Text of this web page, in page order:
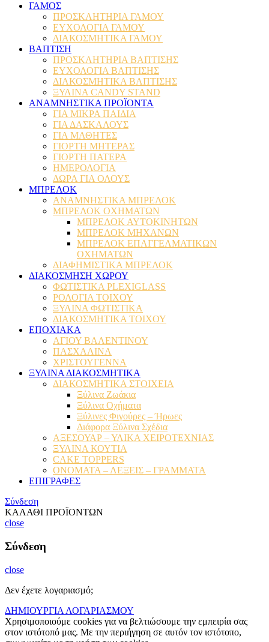
ΓΑΜΟΣ
ΠΡΟΣΚΛΗΤΗΡΙΑ ΓΑΜΟΥ
ΕΥΧΟΛΟΓΙΑ ΓΑΜΟΥ
ΔΙΑΚΟΣΜΗΤΙΚΑ ΓΑΜΟΥ
ΒΑΠΤΙΣΗ
ΠΡΟΣΚΛΗΤΗΡΙΑ ΒΑΠΤΙΣΗΣ
ΕΥΧΟΛΟΓΙΑ ΒΑΠΤΙΣΗΣ
ΔΙΑΚΟΣΜΗΤΙΚΑ ΒΑΠΤΙΣΗΣ
ΞΥΛΙΝΑ CANDY STAND
ΑΝΑΜΝΗΣΤΙΚΑ ΠΡΟΪΟΝΤΑ
ΓΙΑ ΜΙΚΡΑ ΠΑΙΔΙΑ
ΓΙΑ ΔΑΣΚΑΛΟΥΣ
ΓΙΑ ΜΑΘΗΤΕΣ
ΓΙΟΡΤΗ ΜΗΤΕΡΑΣ
ΓΙΟΡΤΗ ΠΑΤΕΡΑ
ΗΜΕΡΟΛΟΓΙΑ
ΔΩΡΑ ΓΙΑ ΟΛΟΥΣ
ΜΠΡΕΛΟΚ
ΑΝΑΜΝΗΣΤΙΚΑ ΜΠΡΕΛΟΚ
ΜΠΡΕΛΟΚ ΟΧΗΜΑΤΩΝ
ΜΠΡΕΛΟΚ ΑΥΤΟΚΙΝΗΤΩΝ
ΜΠΡΕΛΟΚ ΜΗΧΑΝΩΝ
ΜΠΡΕΛΟΚ ΕΠΑΓΓΕΛΜΑΤΙΚΩΝ
ΟΧΗΜΑΤΩΝ
ΔΙΑΦΗΜΙΣΤΙΚΑ ΜΠΡΕΛΟΚ
ΔΙΑΚΟΣΜΗΣΗ ΧΩΡΟΥ
ΦΩΤΙΣΤΙΚΑ PLEXIGLASS
ΡΟΛΟΓΙΑ ΤΟΙΧΟΥ
ΞΥΛΙΝΑ ΦΩΤΙΣΤΙΚΑ
ΔΙΑΚΟΣΜΗΤΙΚΑ ΤΟΙΧΟΥ
ΕΠΟΧΙΑΚΑ
ΑΓΙΟΥ ΒΑΛΕΝΤΙΝΟΥ
ΠΑΣΧΑΛΙΝΑ
ΧΡΙΣΤΟΥΓΕΝΝΑ
ΞΥΛΙΝΑ ΔΙΑΚΟΣΜΗΤΙΚΑ
ΔΙΑΚΟΣΜΗΤΙΚΑ ΣΤΟΙΧΕΙΑ
Ξύλινα Ζωάκια
Ξύλινα Οχήματα
Ξύλινες Φιγούρες – Ήρωες
Διάφορα Ξύλινα Σχέδια
ΑΞΕΣΟΥΑΡ – ΥΛΙΚΑ ΧΕΙΡΟΤΕΧΝΙΑΣ
ΞΥΛΙΝΑ ΚΟΥΤΙΑ
CAKE TOPPERS
ΟΝΟΜΑΤΑ – ΛΕΞΕΙΣ – ΓΡΑΜΜΑΤΑ
ΕΠΙΓΡΑΦΕΣ
Σύνδεση
ΚΑΛΑΘΙ ΠΡΟΪΟΝΤΩΝ
close
Σύνδεση
close
Δεν έχετε λογαριασμό;
ΔΗΜΙΟΥΡΓΙΑ ΛΟΓΑΡΙΑΣΜΟΥ
Χρησιμοποιούμε cookies για να βελτιώσουμε την εμπειρία σας
στον ιστότοπό μας. Με την περιήγηση σε αυτόν τον ιστότοπο,